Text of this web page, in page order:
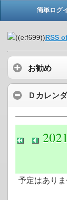
簡単ログ
RSS
お勧め
Ｄカレン
予定はあり